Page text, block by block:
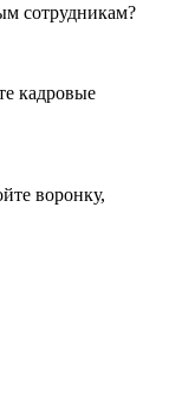
сотрудникам?
кадровые
воронку,